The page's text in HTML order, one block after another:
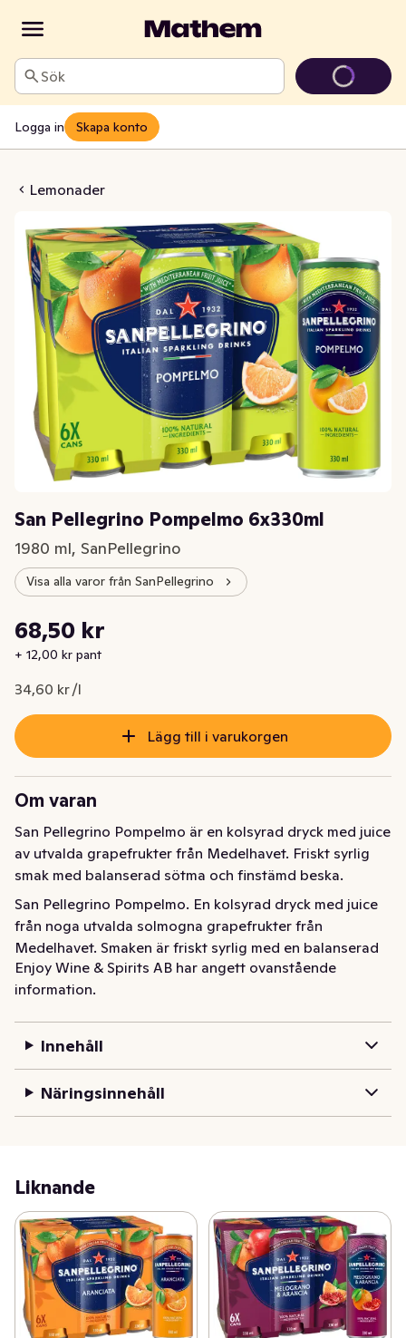
Sök
Logga in Skapa konto
Lemonader
6x330ml
San Pellegrino Pompelmo 6x330ml
1980 ml, SanPellegrino
Visa alla varor från SanPellegrino
Nuvarande pris är: 68,50 kr
68,50 kr
+ 12,00 kr pant
34,60 kr /l
Styckpris: 34,60 kr /l
Lägg till i varukorgen
Om varan
San Pellegrino Pompelmo är en kolsyrad dryck med juice
av utvalda grapefrukter från Medelhavet. Friskt syrlig
smak med balanserad sötma och finstämd beska.
San Pellegrino Pompelmo. En kolsyrad dryck med juice
från noga utvalda solmogna grapefrukter från
Medelhavet. Smaken är friskt syrlig med en balanserad
sötma och finstämd beska i eftersmaken. Smakerna
förstärks av de små bubblorna från kolsyran. Serveras
Enjoy Wine & Spirits AB har angett ovanstående
information.
Innehåll
Näringsinnehåll
Liknande